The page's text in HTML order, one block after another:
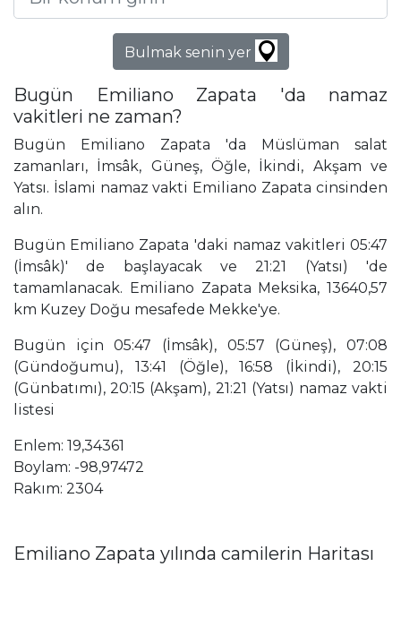
Bulmak senin yer
Bugün Emiliano Zapata 'da namaz
vakitleri ne zaman?
Bugün Emiliano Zapata 'da Müslüman salat
zamanları, İmsâk, Güneş, Öğle, İkindi, Akşam ve
Yatsı. İslami namaz vakti Emiliano Zapata cinsinden
alın.
Bugün Emiliano Zapata 'daki namaz vakitleri 05:47
(İmsâk)' de başlayacak ve 21:21 (Yatsı) 'de
tamamlanacak. Emiliano Zapata Meksika, 13640,57
km Kuzey Doğu mesafede Mekke'ye.
Bugün için 05:47 (İmsâk), 05:57 (Güneş), 07:08
(Gündoğumu), 13:41 (Öğle), 16:58 (İkindi), 20:15
(Günbatımı), 20:15 (Akşam), 21:21 (Yatsı) namaz vakti
listesi
Enlem: 19,34361
Boylam: -98,97472
Rakım: 2304
Emiliano Zapata yılında camilerin Haritası